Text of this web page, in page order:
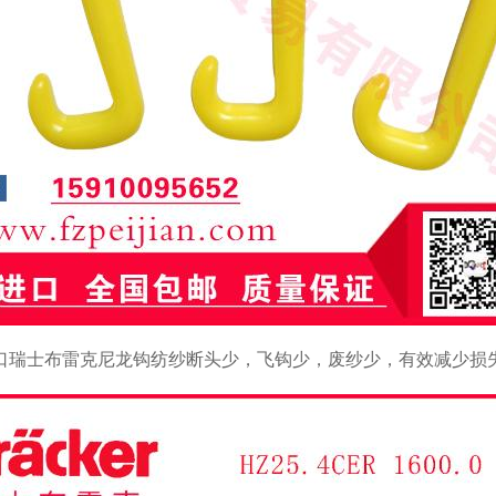
瑞士布雷克尼龙钩纺纱断头少，飞钩少，废纱少，有效减少损